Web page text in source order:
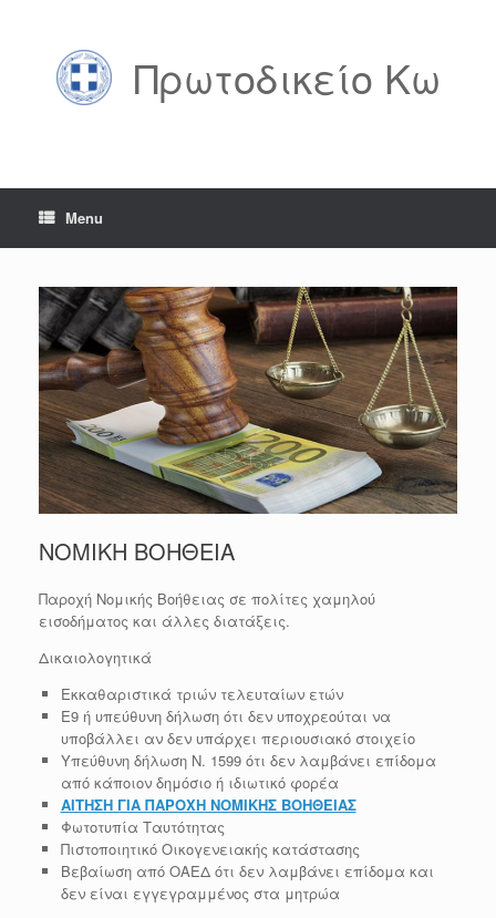
Πρωτοδικείο Κω
Menu
ΝΟΜΙΚΗ ΒΟΗΘΕΙΑ
Παροχή Νομικής Βοήθειας σε πολίτες χαμηλού
εισοδήματος και άλλες διατάξεις.
Δικαιολογητικά
Εκκαθαριστικά τριών τελευταίων ετών
Ε9 ή υπεύθυνη δήλωση ότι δεν υποχρεούται να
υποβάλλει αν δεν υπάρχει περιουσιακό στοιχείο
Υπεύθυνη δήλωση Ν. 1599 ότι δεν λαμβάνει επίδομα
από κάποιον δημόσιο ή ιδιωτικό φορέα
ΑΙΤΗΣΗ ΓΙΑ ΠΑΡΟΧΗ ΝΟΜΙΚΗΣ ΒΟΗΘΕΙΑΣ
Φωτοτυπία Ταυτότητας
Πιστοποιητικό Οικογενειακής κατάστασης
Βεβαίωση από ΟΑΕΔ ότι δεν λαμβάνει επίδομα και
δεν είναι εγγεγραμμένος στα μητρώα